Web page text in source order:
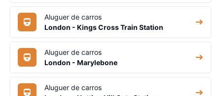
Aluguer de carros
London - Kings Cross Train Station
Aluguer de carros
London - Marylebone
Aluguer de carros